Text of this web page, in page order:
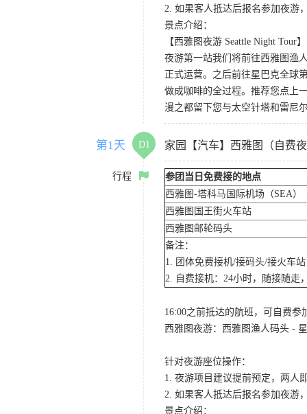
2. 如果客人抵达后报名参加夜游
景点介绍：
【西雅图夜游 Seattle Night Tour】
夜游第一站我们将前往西雅图渔
正式运营。之后前往星巴克全球
做成咖啡的全过程。推荐您点上
漫之都留下您与太空针塔和雷尼
第1天 D1 家园【汽车】西雅图（自费
行程
参团当日免费接的地点
西雅图-塔科马国际机场（SEA）
西雅图国王街火车站
西雅图邮轮码头
备注：
1. 团体免费接机/接码头/接火车
2. 自费接机：24小时，随接随走
16:00之前抵达的航班，可自费参
西雅图夜游：西雅图渔人码头 -
针对夜游座位操作：
1. 夜游项目建议提前预定，两人
2. 如果客人抵达后报名参加夜游
景点介绍：